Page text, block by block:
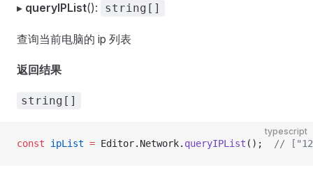
▸ queryIPList(): string[]
查询当前电脑的 ip 列表
返回结果
string[]
typescript
const ipList = Editor.Network. queryIPList (); //